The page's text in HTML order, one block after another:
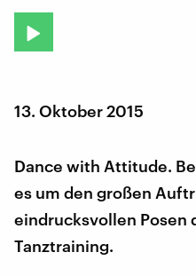
13. Oktober 2015
Dance with Attitude.
es um den großen
eindrucksvollen Posen
Tanztraining.